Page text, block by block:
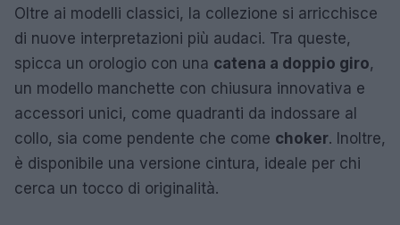
Oltre ai modelli classici, la collezione si arricchisce
di nuove interpretazioni più audaci. Tra queste,
spicca un orologio con una catena a doppio giro,
un modello manchette con chiusura innovativa e
accessori unici, come quadranti da indossare al
collo, sia come pendente che come choker. Inoltre,
è disponibile una versione cintura, ideale per chi
cerca un tocco di originalità.